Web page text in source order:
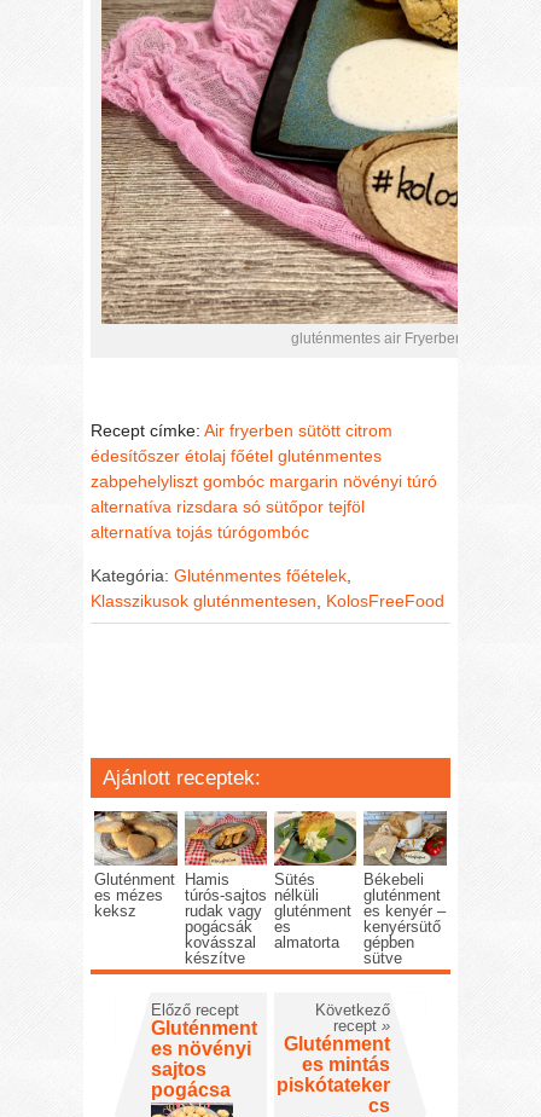
gluténmentes air Fryerben sült
Recept címke:Air fryerben sütött citrom
édesítőszer étolaj főétel gluténmentes
zabpehelyliszt gombóc margarin növényi túró
alternatíva rizsdara só sütőpor tejföl
alternatíva tojás túrógombóc
Kategória:Gluténmentes főételek
Klasszikusok gluténmentesen
KolosFreeFood
Ajánlott receptek:
Gluténment
es mézes
keksz
Hamis
túrós-sajtos
rudak vagy
pogácsák
kovásszal
készítve
Sütés
nélküli
gluténment
es
almatorta
Békebeli
gluténment
es kenyér –
kenyérsütő
gépben
sütve
Előző recept
Gluténment
es növényi
sajtos
pogácsa
Következő
recept »
Gluténment
es mintás
piskótateker
cs